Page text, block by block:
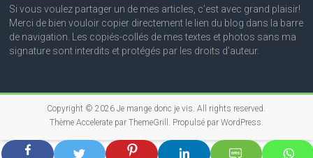
Si vous voulez partager un de mes articles, c’est avec grand plaisir!
Merci de bien vouloir copier directement le lien du blog dans la barre
de navigation. Les copiés-collés de mes textes et photos sans ma
signature sont interdits et protégés par les droits d’auteur.
Copyright © 2026Je mange donc je vis. All rights reserved.
Thème Acceleratepar ThemeGrill. Propulsé par WordPress.